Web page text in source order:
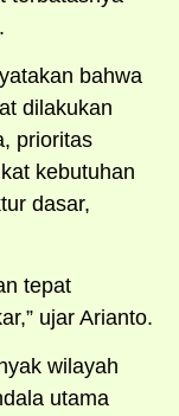
bahwa
dilakukan
prioritas
kebutuhan
dasar,
tepat
ujar Arianto.
wilayah
utama